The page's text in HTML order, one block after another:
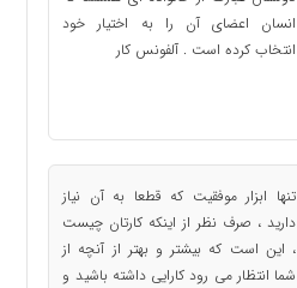
انسان اعضای آن را به اختیار خود
انتخاب کرده است . آلفونس کار
تنها ابزار موفقیت که قطعا به آن نیاز
دارید ، صرف نظر از اینکه کارتان چیست
، این است که بیشتر و بهتر از آنچه از
شما انتظار می رود کارایی داشته باشید و